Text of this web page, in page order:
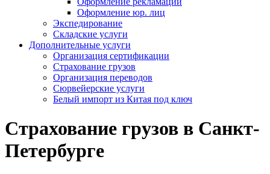
Оформление юр. лиц
Экспедирование
Складские услуги
Дополнительные услуги
Организация сертификации
Страхование грузов
Организация переводов
Сюрвейерские услуги
Белый импорт из Китая под ключ
Страхование грузов в Санкт-
Петербурге